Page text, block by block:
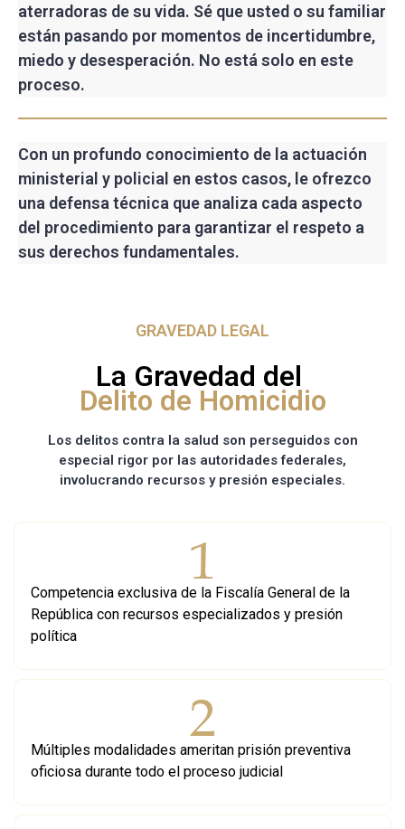
aterradoras de su vida. Sé que usted o su familiar
están pasando por momentos de incertidumbre,
miedo y desesperación. No está solo en este
proceso.
Con un profundo conocimiento de la actuación
ministerial y policial en estos casos, le ofrezco
una defensa técnica que analiza cada aspecto
del procedimiento para garantizar el respeto a
sus derechos fundamentales.
GRAVEDAD LEGAL
La Gravedad del
Delito de Homicidio
Los delitos contra la salud son perseguidos con
especial rigor por las autoridades federales,
involucrando recursos y presión especiales.
Competencia exclusiva de la Fiscalía General de la
República con recursos especializados y presión
política
Múltiples modalidades ameritan prisión preventiva
oficiosa durante todo el proceso judicial